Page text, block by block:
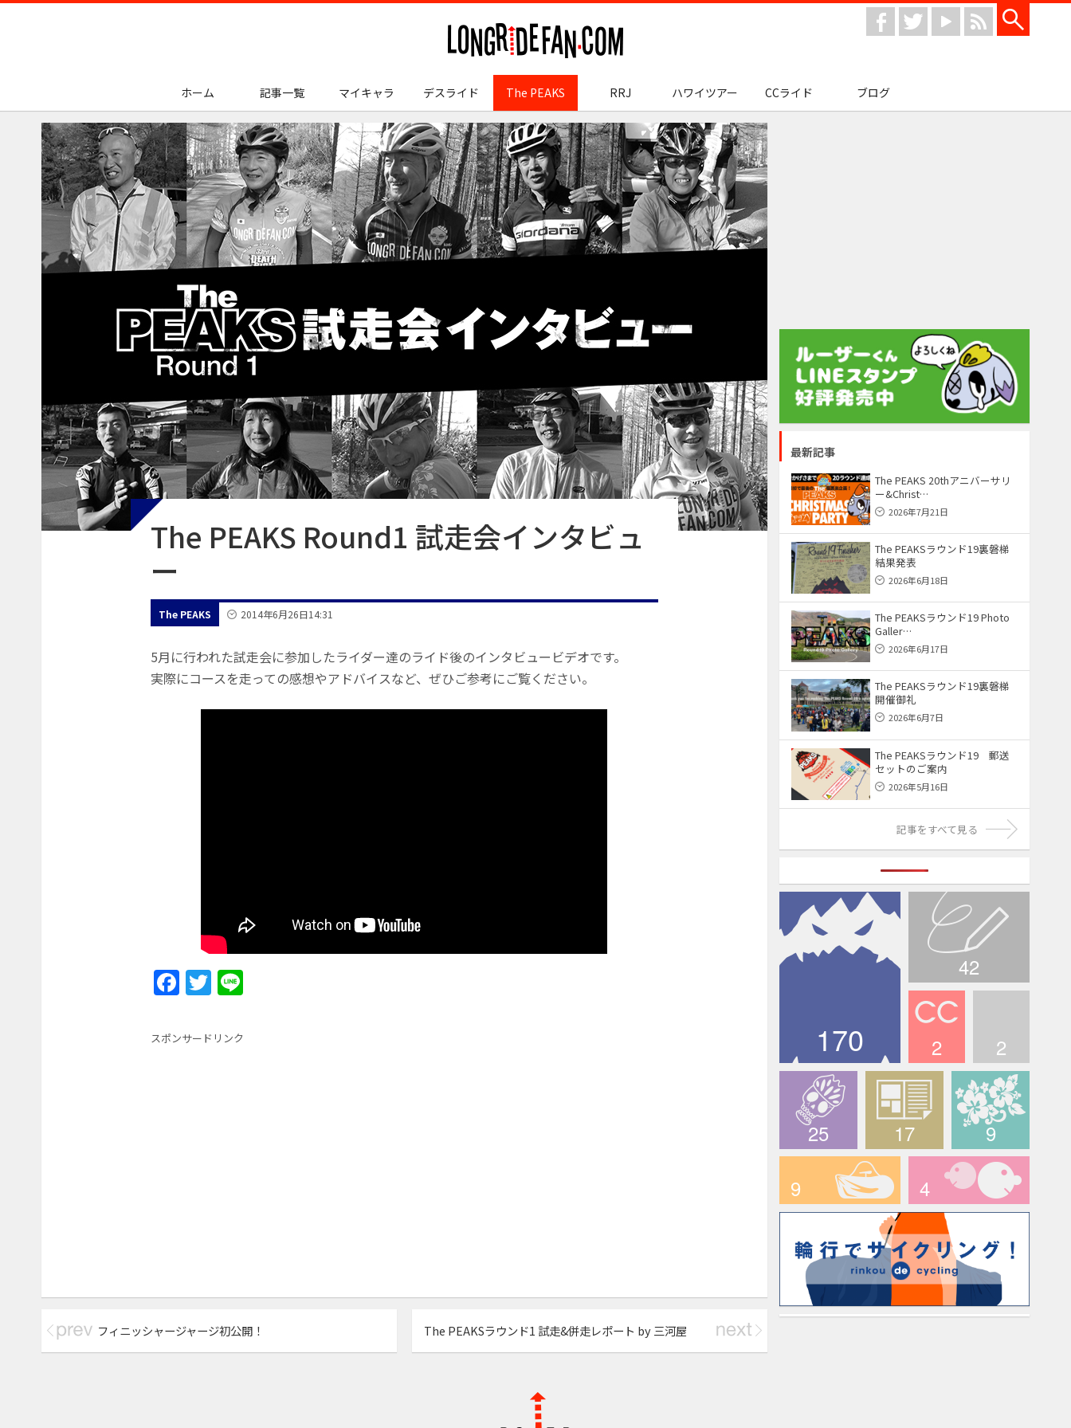
ホーム 記事一覧 マイキャラ デスライド The PEAKS RRJ ハワイツアー CCライド ブログ
The PEAKS Round1 試走会インタビュ
ー
The PEAKS 2014年6月26日14:31
5月に行われた試走会に参加したライダー達のライド後のインタビュービデオです。
実際にコースを走っての感想やアドバイスなど、ぜひご参考にご覧ください。
F
c
T
itt
Li
e
スポンサードリンク
The PEAKSラウンド1 試走&併走レポート by 三河屋
フィニッシャージャージ初公開！
最新記事
The PEAKS 20thアニバーサリ
ー&Christ…
2026年7月21日
The PEAKSラウンド19裏磐梯
結果発表
2026年6月18日
The PEAKSラウンド19 Photo
Galler…
2026年6月17日
The PEAKSラウンド19裏磐梯
開催御礼
2026年6月7日
The PEAKSラウンド19 郵送
セットのご案内
2026年5月16日
記事をすべて見る
The PEAKS
170
ブログ
42
デスライド
25
メディア情報
17
ハワイツアー
9
輪行でサイクリング！
9
マイキャラ
4
CCライド
2
longridefan.com
2